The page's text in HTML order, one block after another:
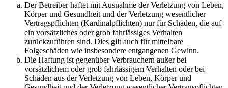
Der Betreiber haftet mit Ausnahme der Verletzung von Leben,
Körper und Gesundheit und der Verletzung wesentlicher
Vertragspflichten (Kardinalpflichten) nur für Schäden, die auf
ein vorsätzliches oder grob fahrlässiges Verhalten
zurückzuführen sind. Dies gilt auch für mittelbare
Folgeschäden wie insbesondere entgangenen Gewinn.
Die Haftung ist gegenüber Verbrauchern außer bei
vorsätzlichem oder grob fahrlässigem Verhalten oder bei
Schäden aus der Verletzung von Leben, Körper und